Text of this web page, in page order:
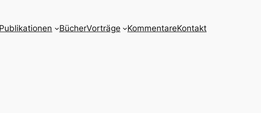
Publikationen BücherVorträge KommentareKontakt